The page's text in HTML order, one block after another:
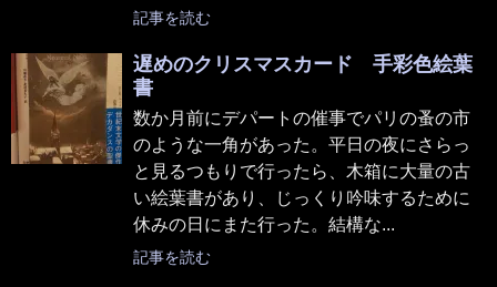
記事を読む
遅めのクリスマスカード 手彩色絵葉
書
数か月前にデパートの催事でパリの蚤の市
のような一角があった。平日の夜にさらっ
と見るつもりで行ったら、木箱に大量の古
い絵葉書があり、じっくり吟味するために
休みの日にまた行った。結構な...
記事を読む